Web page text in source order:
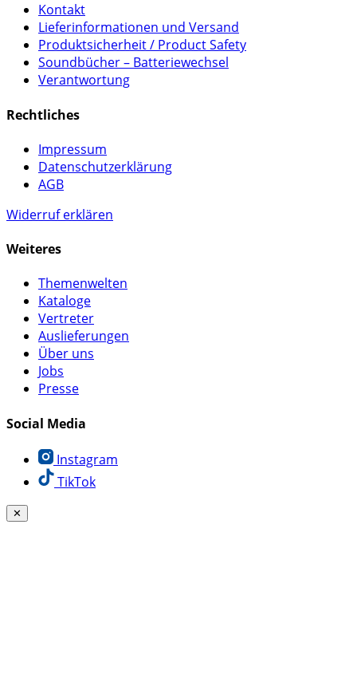
Kontakt
Lieferinformationen und Versand
Produktsicherheit / Product Safety
Soundbücher – Batteriewechsel
Verantwortung
Rechtliches
Impressum
Datenschutzerklärung
AGB
Widerruf erklären
Weiteres
Themenwelten
Kataloge
Vertreter
Auslieferungen
Über uns
Jobs
Presse
Social Media
Instagram
TikTok
✕